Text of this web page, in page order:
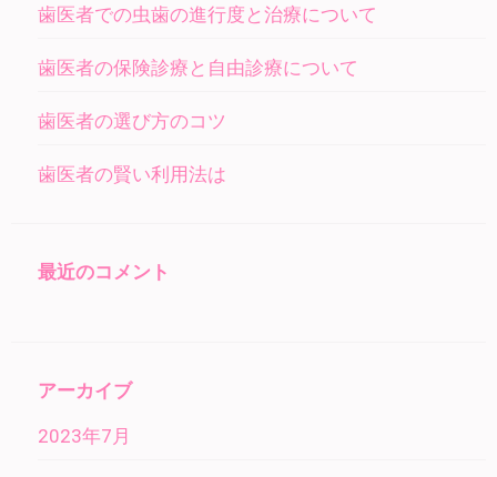
歯医者での虫歯の進行度と治療について
歯医者の保険診療と自由診療について
歯医者の選び方のコツ
歯医者の賢い利用法は
最近のコメント
アーカイブ
2023年7月